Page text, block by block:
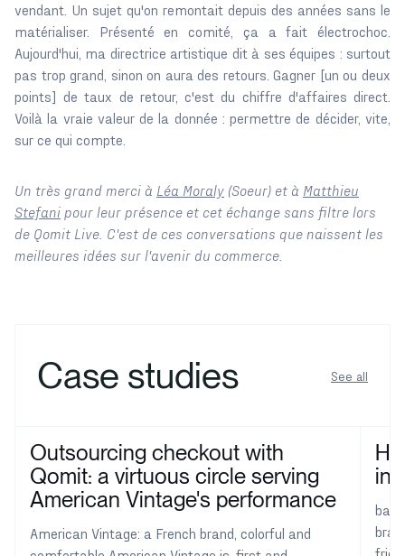
vendant. Un sujet qu'on remontait depuis des années sans le
matérialiser. Présenté en comité, ça a fait électrochoc.
Aujourd'hui, ma directrice artistique dit à ses équipes : surtout
pas trop grand, sinon on aura des retours. Gagner [un ou deux
points] de taux de retour, c'est du chiffre d'affaires direct.
Voilà la vraie valeur de la donnée : permettre de décider, vite,
sur ce qui compte.
Un très grand merci à Léa Moraly (Soeur) et à Matthieu
Stefani pour leur présence et cet échange sans filtre lors
de Qomit Live. C'est de ces conversations que naissent les
meilleures idées sur l'avenir du commerce.
Case studies See all
Outsourcing checkout with
Qomit: a virtuous circle serving
American Vintage's performance
American Vintage: a French brand, colorful and